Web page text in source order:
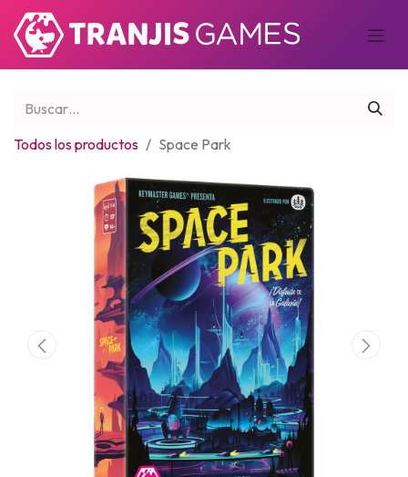
Todos los productos Space Park